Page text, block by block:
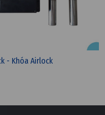
- Khóa Airlock